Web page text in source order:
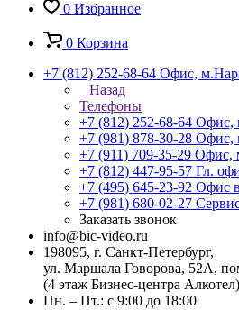
0 Избранное
0 Корзина
+7 (812) 252-68-64 Офис,
Назад
Телефоны
+7 (812) 252-68-64 Офис,
+7 (981) 878-30-28 Офис,
+7 (911) 709-35-29 Офис,
+7 (812) 447-95-57 Гл.
+7 (495) 645-23-92 Офис
+7 (981) 680-02-27
Заказать звонок
info@bic-video.ru
198095, г. Санкт-Петербург,
ул. Маршала Говорова, 52А,
(4 этаж Бизнес-центра Алкотел)
Пн. – Пт.: с 9:00 до 18:00